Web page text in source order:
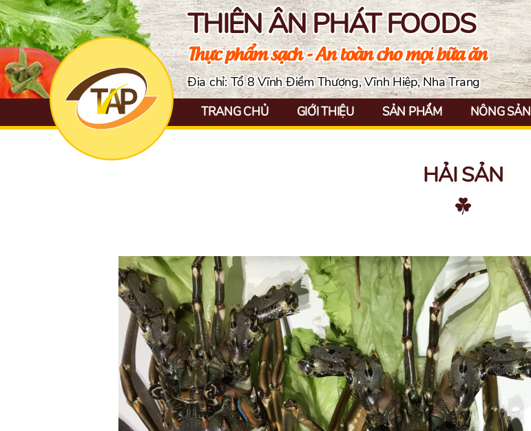
THIÊN ÂN PHÁT FOODS
Thực phẩm sạch - An toàn cho mọi bữa ăn
Địa chỉ: Tổ 8 Vĩnh Điềm Thượng, Vĩnh Hiệp, Nha Trang
TRANG CHỦ GIỚI THIỆU SẢN PHẨM NÔNG SẢN
HẢI SẢN